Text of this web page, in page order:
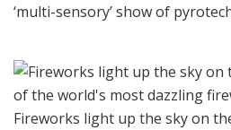
‘multi-sensory’ show of
Fireworks light up the sky on